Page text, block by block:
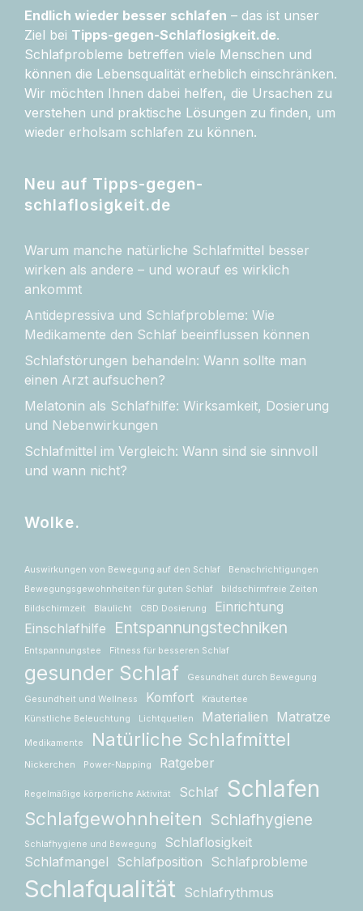
Endlich wieder besser schlafen – das ist unser
Ziel bei Tipps-gegen-Schlaflosigkeit.de.
Schlafprobleme betreffen viele Menschen und
können die Lebensqualität erheblich einschränken.
Wir möchten Ihnen dabei helfen, die Ursachen zu
verstehen und praktische Lösungen zu finden, um
wieder erholsam schlafen zu können.
Neu auf Tipps-gegen-
schlaflosigkeit.de
Warum manche natürliche Schlafmittel besser
wirken als andere – und worauf es wirklich
ankommt
Antidepressiva und Schlafprobleme: Wie
Medikamente den Schlaf beeinflussen können
Schlafstörungen behandeln: Wann sollte man
einen Arzt aufsuchen?
Melatonin als Schlafhilfe: Wirksamkeit, Dosierung
und Nebenwirkungen
Schlafmittel im Vergleich: Wann sind sie sinnvoll
und wann nicht?
Wolke.
Auswirkungen von Bewegung auf den Schlaf
Benachrichtigungen
Bewegungsgewohnheiten für guten Schlaf
bildschirmfreie Zeiten
Bildschirmzeit
Blaulicht CBD Dosierung
Einrichtung
Einschlafhilfe
Entspannungstechniken
Entspannungstee Fitness für besseren Schlaf
gesunder Schlaf Gesundheit durch Bewegung
Gesundheit und Wellness Komfort
Kräutertee
Künstliche Beleuchtung
Lichtquellen Materialien Matratze
Medikamente Natürliche Schlafmittel
Nickerchen Power-Napping Ratgeber
Regelmäßige körperliche Aktivität Schlaf Schlafen
Schlafgewohnheiten Schlafhygiene
Schlafhygiene und Bewegung
Schlaflosigkeit
Schlafmangel
Schlafposition Schlafprobleme
Schlafqualität Schlafrythmus